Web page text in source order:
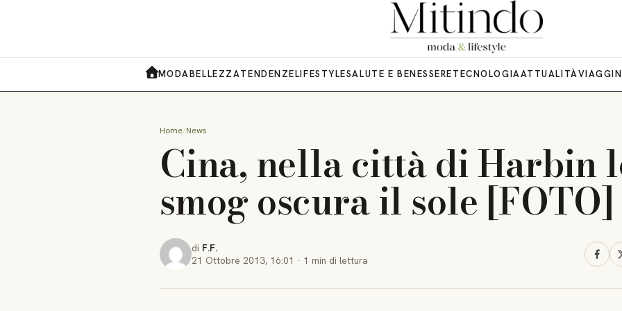
MODABELLEZZATENDENZELIFESTYLESALUTE E BENESSERETECNOLOGIAATTUALITÀVIAGGI
Home News
Cina, nella città di Harbin
smog oscura il sole [FOTO]
di F.F.
21 Ottobre 2013, 16:01 · 1 min di lettura